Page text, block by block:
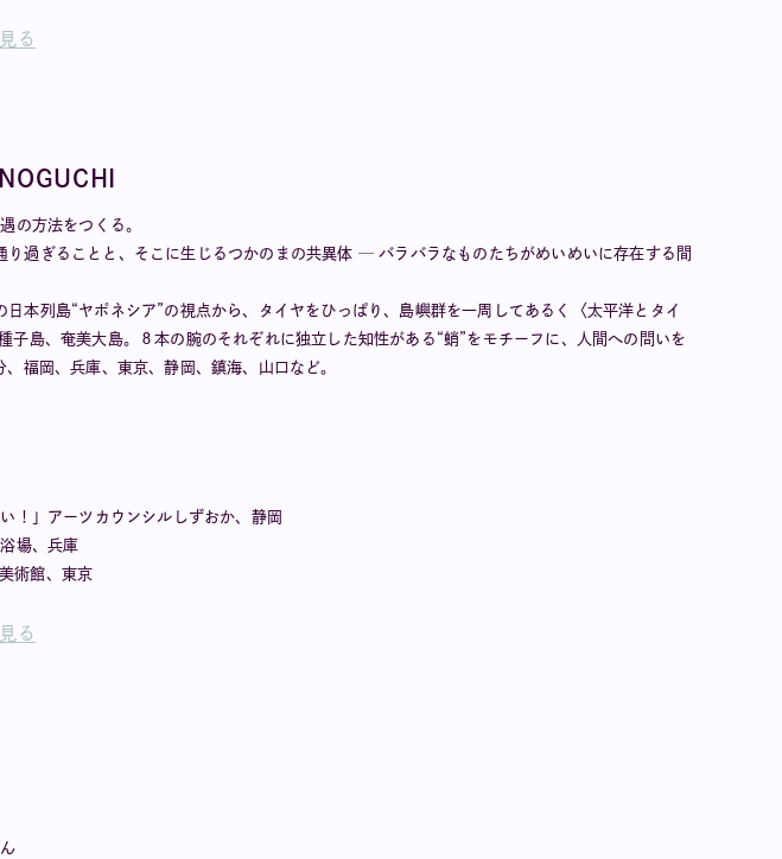
る
の方法をつくる。
り過ぎることと、そこに生じるつかのまの共異体 ─ バラバラなものたちがめいめいに存在する間
本列島“ヤポネシア”の視点から、タイヤをひっぱり、島嶼群を一周してあるく〈太平洋とタイ
島、奄美大島。８本の腕のそれぞれに独立した知性がある“蛸”をモチーフに、人間への問いを
福岡、兵庫、東京、静岡、鎮海、山口など。
！」アーツカウンシルしずおか、静岡
場、兵庫
術館、東京
る